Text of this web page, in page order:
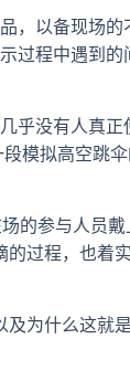
，以备现场的
过程中遇到的
乎没有人真正
模拟高空跳
的参与人员戴
的过程，也着实
及为什么这就是